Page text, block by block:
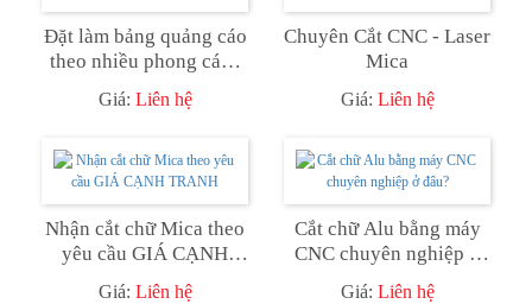
Đặt làm bảng quảng cáo
theo nhiều phong cách
tại đây!
Giá: Liên hệ
Chuyên Cắt CNC - Laser
Mica
Giá: Liên hệ
Nhận cắt chữ Mica theo
yêu cầu GIÁ CẠNH
TRANH
Giá: Liên hệ
Cắt chữ Alu bằng máy
CNC chuyên nghiệp ở
đâu?
Giá: Liên hệ